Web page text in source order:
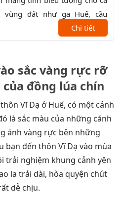
vùng đất như ga Huế, cầu
Tiền, trường Quốc Học,...
lên
Chi tiết
sắc vàng rực rỡ
đồng lúa chín
Vĩ Dạ ở Huế, có một cảnh
là sắc màu của những cánh
ánh vàng rực bên những
bạn đến thôn Vĩ Dạ vào mùa
trải nghiệm khung cảnh yên
la trải dài, hòa quyện chút
dễ chịu.